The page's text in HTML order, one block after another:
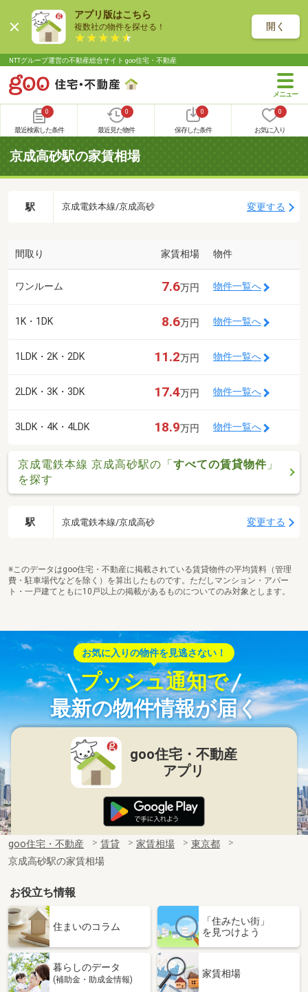
アプリ版はこちら
複数社の物件を探せる！ 開く
NTTグループ運営の不動産総合サイト goo住宅・不動産
0
最近検索した条件
0
最近見た物件
0
保存した条件
0
お気に入り
京成高砂駅の家賃相場
駅 京成電鉄本線/京成高砂 変更する
間取り 家賃相場 物件
ワンルーム 7.6万円 物件一覧へ
1K・1DK 8.6万円 物件一覧へ
1LDK・2K・2DK 11.2万円 物件一覧へ
2LDK・3K・3DK 17.4万円 物件一覧へ
3LDK・4K・4LDK 18.9万円 物件一覧へ
京成電鉄本線 京成高砂駅の「すべての賃貸物件 」
を探す
駅 京成電鉄本線/京成高砂 変更する
※このデータはgoo住宅・不動産に掲載されている賃貸物件の平均賃料（管理
費・駐車場代などを除く）を算出したものです。ただしマンション・アパー
ト・一戸建てともに10戸以上の掲載があるものについてのみ対象とします。
お気に入りの物件を見逃さない！
プッシュ通知で
最新の物件情報が届く
goo住宅・不動産
アプリ
goo住宅・不動産 賃貸 家賃相場
東京都
京成高砂駅の家賃相場
お役立ち情報
住まいのコラム
「住みたい街」
を見つけよう
暮らしのデータ
(補助金・助成金情報)
家賃相場